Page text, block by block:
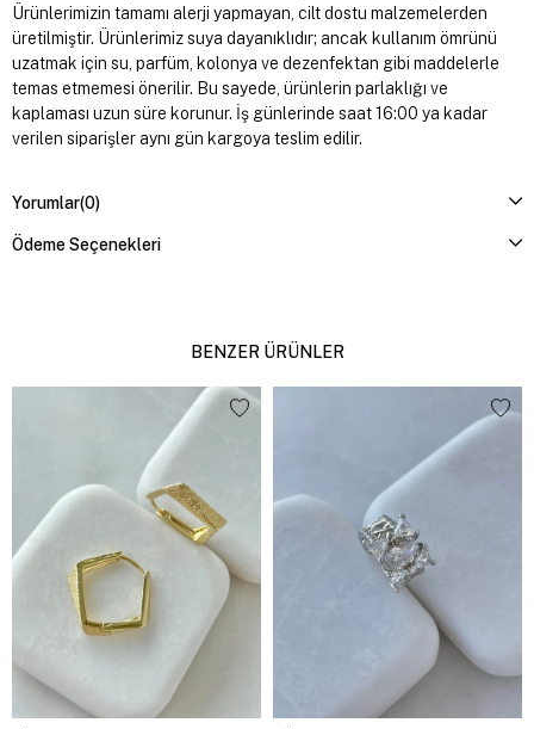
Ürünlerimizin tamamı alerji yapmayan, cilt dostu malzemelerden
üretilmiştir. Ürünlerimiz suya dayanıklıdır; ancak kullanım ömrünü
uzatmak için su, parfüm, kolonya ve dezenfektan gibi maddelerle
temas etmemesi önerilir. Bu sayede, ürünlerin parlaklığı ve
kaplaması uzun süre korunur. İş günlerinde saat 16:00 ya kadar
verilen siparişler aynı gün kargoya teslim edilir.
Yorumlar(0)
Ödeme Seçenekleri
BENZER ÜRÜNLER